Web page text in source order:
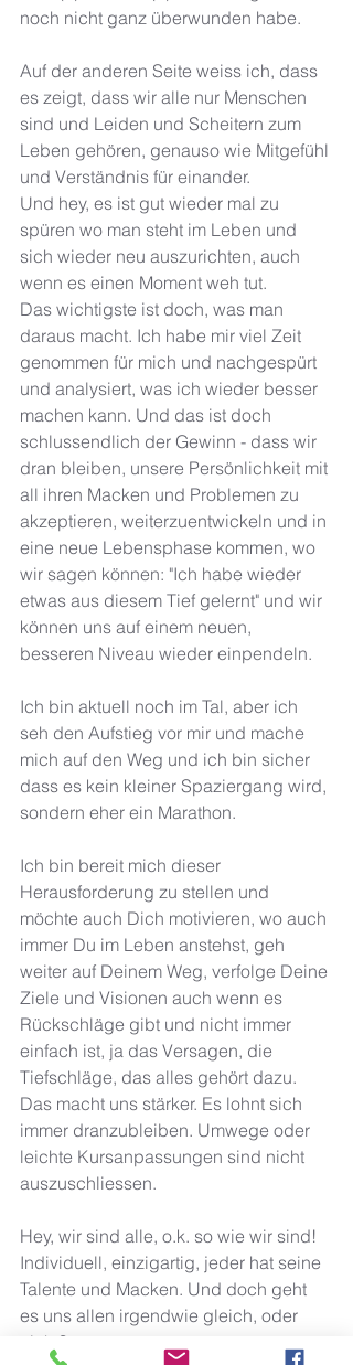
noch nicht ganz überwunden habe.
Auf der anderen Seite weiss ich, dass
es zeigt, dass wir alle nur Menschen
sind und Leiden und Scheitern zum
Leben gehören, genauso wie Mitgefühl
und Verständnis für einander.
Und hey, es ist gut wieder mal zu
spüren wo man steht im Leben und
sich wieder neu auszurichten, auch
wenn es einen Moment weh tut.
Das wichtigste ist doch, was man
daraus macht. Ich habe mir viel Zeit
genommen für mich und nachgespürt
und analysiert, was ich wieder besser
machen kann. Und das ist doch
schlussendlich der Gewinn - dass wir
dran bleiben, unsere Persönlichkeit mit
all ihren Macken und Problemen zu
akzeptieren, weiterzuentwickeln und in
eine neue Lebensphase kommen, wo
wir sagen können: "Ich habe wieder
etwas aus diesem Tief gelernt" und wir
können uns auf einem neuen,
besseren Niveau wieder einpendeln.
Ich bin aktuell noch im Tal, aber ich
seh den Aufstieg vor mir und mache
mich auf den Weg und ich bin sicher
dass es kein kleiner Spaziergang wird,
sondern eher ein Marathon.
Ich bin bereit mich dieser
Herausforderung zu stellen und
möchte auch Dich motivieren, wo auch
immer Du im Leben anstehst, geh
weiter auf Deinem Weg, verfolge Deine
Ziele und Visionen auch wenn es
Rückschläge gibt und nicht immer
einfach ist, ja das Versagen, die
Tiefschläge, das alles gehört dazu.
Das macht uns stärker. Es lohnt sich
immer dranzubleiben. Umwege oder
leichte Kursanpassungen sind nicht
auszuschliessen.
Hey, wir sind alle, o.k. so wie wir sind!
Individuell, einzigartig, jeder hat seine
Talente und Macken. Und doch geht
es uns allen irgendwie gleich, oder
nicht?